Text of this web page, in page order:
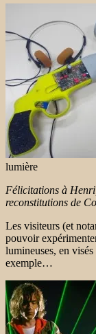
lumière
Félicitations à
reconstitutions de
Les visiteurs (et
pouvoir
lumineuses, en
exemple…